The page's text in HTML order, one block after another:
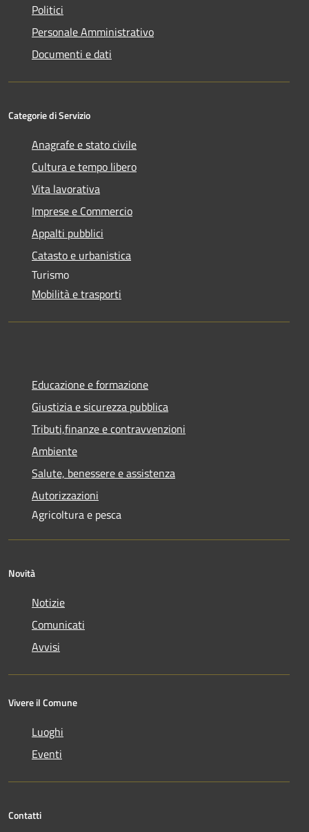
Politici
Personale Amministrativo
Documenti e dati
Categorie di Servizio
Anagrafe e stato civile
Cultura e tempo libero
Vita lavorativa
Imprese e Commercio
Appalti pubblici
Catasto e urbanistica
Turismo
Mobilità e trasporti
Educazione e formazione
Giustizia e sicurezza pubblica
Tributi,finanze e contravvenzioni
Ambiente
Salute, benessere e assistenza
Autorizzazioni
Agricoltura e pesca
Novità
Notizie
Comunicati
Avvisi
Vivere il Comune
Luoghi
Eventi
Contatti